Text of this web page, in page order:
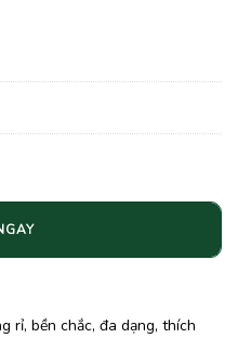
rỉ, bền chắc, đa dạng, thích